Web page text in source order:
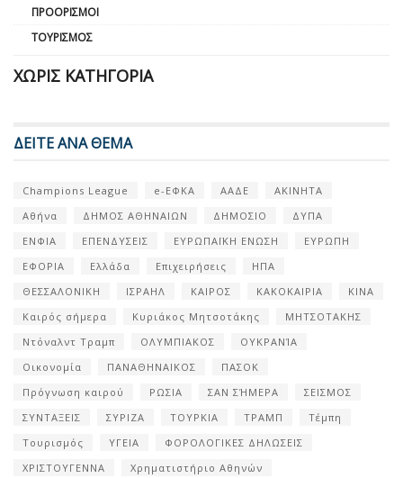
ΠΡΟΟΡΙΣΜΟΊ
ΤΟΥΡΙΣΜΌΣ
ΧΩΡΊΣ ΚΑΤΗΓΟΡΊΑ
ΔΕΙΤΕ ΑΝΑ ΘΕΜΑ
Champions League e-ΕΦΚΑ ΑΑΔΕ
ΑΚΙΝΗΤΑ
Αθήνα
ΔΗΜΟΣ ΑΘΗΝΑΙΩΝ ΔΗΜΟΣΙΟ
ΔΥΠΑ
ΕΝΦΙΑ
ΕΠΕΝΔΥΣΕΙΣ ΕΥΡΩΠΑΪΚΗ ΕΝΩΣΗ
ΕΥΡΩΠΗ
ΕΦΟΡΙΑ
Ελλάδα Επιχειρήσεις
ΗΠΑ
ΘΕΣΣΑΛΟΝΙΚΗ
ΙΣΡΑΗΛ ΚΑΙΡΟΣ ΚΑΚΟΚΑΙΡΙΑ
ΚΙΝΑ
Καιρός σήμερα
Κυριάκος Μητσοτάκης
ΜΗΤΣΟΤΑΚΗΣ
Ντόναλντ Τραμπ
ΟΛΥΜΠΙΑΚΟΣ
ΟΥΚΡΑΝΊΑ
Οικονομία
ΠΑΝΑΘΗΝΑΙΚΟΣ
ΠΑΣΟΚ
Πρόγνωση καιρού
ΡΩΣΙΑ ΣΑΝ ΣΉΜΕΡΑ
ΣΕΙΣΜΟΣ
ΣΥΝΤΑΞΕΙΣ
ΣΥΡΙΖΑ ΤΟΥΡΚΙΑ ΤΡΑΜΠ
Τέμπη
Τουρισμός
ΥΓΕΙΑ
ΦΟΡΟΛΟΓΙΚΕΣ ΔΗΛΩΣΕΙΣ
ΧΡΙΣΤΟΥΓΕΝΝΑ
Χρηματιστήριο Αθηνών